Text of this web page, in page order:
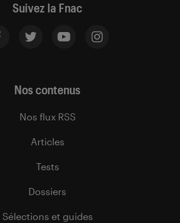
Suivez la Fnac
Nos contenus
Nos flux RSS
Articles
Tests
Dossiers
Sélections et guides